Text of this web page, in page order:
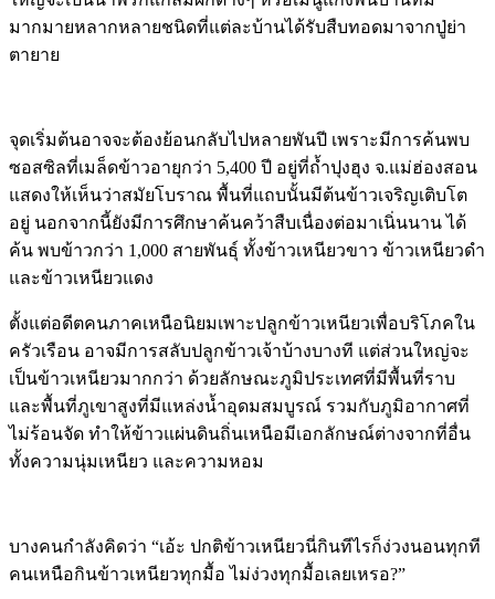
มากมายหลากหลายชนิดที่แต่ละบ้านได้รับสืบทอดมาจากปู่ย่า
ตายาย
จุดเริ่มต้นอาจจะต้องย้อนกลับไปหลายพันปี เพราะมีการค้นพบ
ซอสซิลที่เมล็ดข้าวอายุกว่า 5,400 ปี อยู่ที่ถ้ำปุงฮุง จ.แม่ฮ่องสอน
แสดงให้เห็นว่าสมัยโบราณ พื้นที่แถบนั้นมีต้นข้าวเจริญเติบโต
อยู่ นอกจากนี้ยังมีการศึกษาค้นคว้าสืบเนื่องต่อมาเนิ่นนาน ได้
ค้น พบข้าวกว่า 1,000 สายพันธุ์ ทั้งข้าวเหนียวขาว ข้าวเหนียวดำ
และข้าวเหนียวแดง
ตั้งแต่อดีตคนภาคเหนือนิยมเพาะปลูกข้าวเหนียวเพื่อบริโภคใน
ครัวเรือน อาจมีการสลับปลูกข้าวเจ้าบ้างบางที แต่ส่วนใหญ่จะ
เป็นข้าวเหนียวมากกว่า ด้วยลักษณะภูมิประเทศที่มีพื้นที่ราบ
และพื้นที่ภูเขาสูงที่มีแหล่งน้ำอุดมสมบูรณ์ รวมกับภูมิอากาศที่
ไม่ร้อนจัด ทำให้ข้าวแผ่นดินถิ่นเหนือมีเอกลักษณ์ต่างจากที่อื่น
ทั้งความนุ่มเหนียว และความหอม
บางคนกำลังคิดว่า “เอ้ะ ปกติข้าวเหนียวนี่กินทีไรก็ง่วงนอนทุกที
คนเหนือกินข้าวเหนียวทุกมื้อ ไม่ง่วงทุกมื้อเลยเหรอ?”